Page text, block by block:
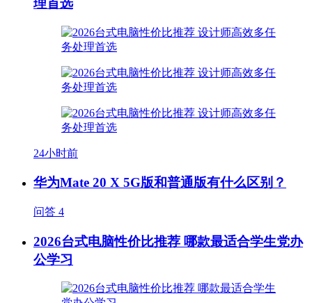
理首选
24小时前
华为Mate 20 X 5G版和普通版有什么区别？
问答 4
2026台式电脑性价比推荐 哪款最适合学生党办
公学习